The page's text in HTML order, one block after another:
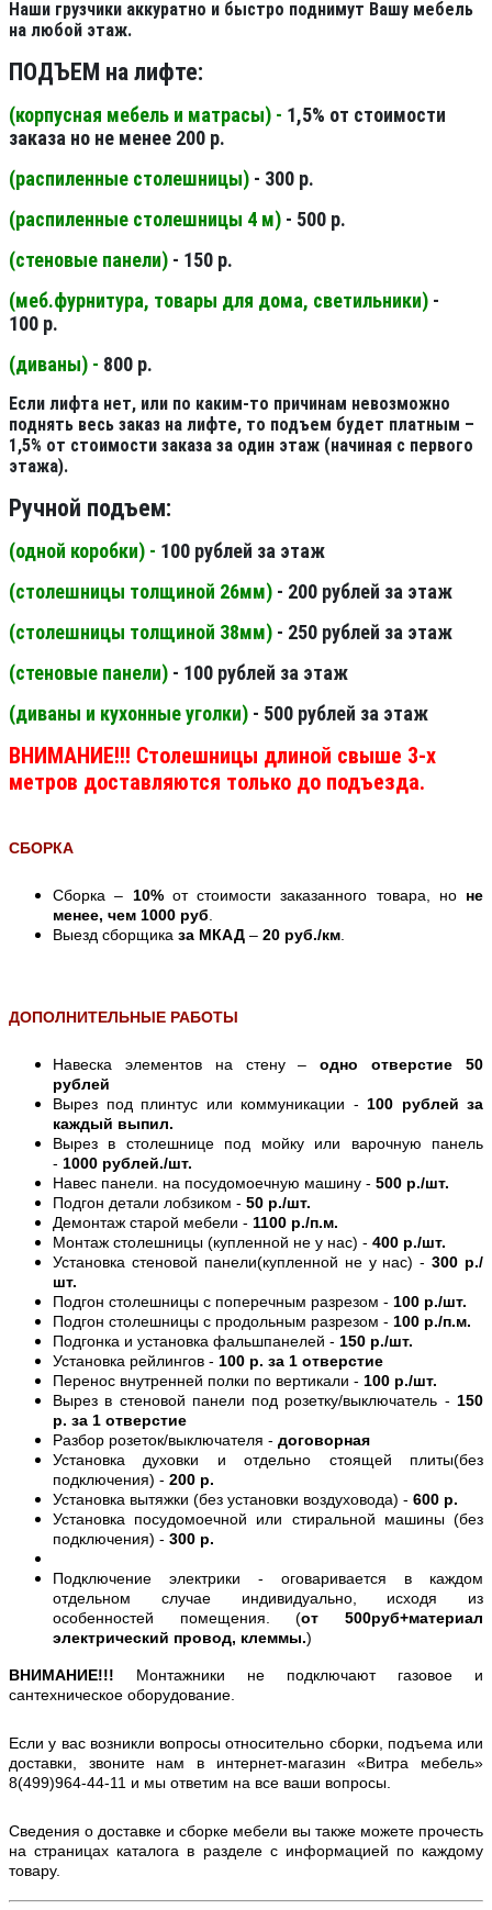
Наши грузчики аккуратно и быстро поднимут Вашу мебель
на любой этаж.
ПОДЪЕМ на лифте:
(корпусная мебель и матрасы) - 1,5% от стоимости
заказа но не менее 200 р.
(распиленные столешницы) - 300 р.
(распиленные столешницы 4 м) - 500 р.
(стеновые панели) - 150 р.
(меб.фурнитура, товары для дома, светильники) -
100 р.
(диваны) - 800 р.
Если лифта нет, или по каким-то причинам невозможно
поднять весь заказ на лифте, то подъем будет платным –
1,5% от стоимости заказа за один этаж (начиная с первого
этажа).
Ручной подъем:
(одной коробки) - 100 рублей за этаж
(столешницы толщиной 26мм) - 200 рублей за этаж
(столешницы толщиной 38мм) - 250 рублей за этаж
(стеновые панели) - 100 рублей за этаж
(диваны и кухонные уголки) - 500 рублей за этаж
ВНИМАНИЕ!!! Столешницы длиной свыше 3-х
метров доставляются только до подъезда.
СБОРКА
Сборка – 10%от стоимости заказанного товара, но не
менее, чем 1000 руб
Выезд сборщика за МКАД – 20 руб./км
ДОПОЛНИТЕЛЬНЫЕ РАБОТЫ
Навеска элементов на стену –одно отверстие 50
рублей
Вырез под плинтус или коммуникации - 100 рублей за
каждый выпил.
Вырез в столешнице под мойку или варочную панель
- 1000 рублей./шт.
Навес панели. на посудомоечную машину - 500 р./шт.
Подгон детали лобзиком - 50 р./шт.
Демонтаж старой мебели - 1100 р./п.м.
Монтаж столешницы (купленной не у нас) - 400 р./шт.
Установка стеновой панели(купленной не у нас) -300 р./
шт.
Подгон столешницы с поперечным разрезом - 100 р./шт.
Подгон столешницы с продольным разрезом - 100 р./п.м.
Подгонка и установка фальшпанелей - 150 р./шт.
Установка рейлингов - 100 р. за 1 отверстие
Перенос внутренней полки по вертикали - 100 р./шт.
Вырез в стеновой панели под розетку/выключатель - 150
р. за 1 отверстие
Разбор розеток/выключателя - договорная
Установка духовки и отдельно стоящей плиты(без
подключения) - 200 р.
Установка вытяжки (без установки воздуховода) - 600 р.
Установка посудомоечной или стиральной машины (без
подключения) - 300 р.
Подключение электрики - оговаривается в каждом
отдельном случае индивидуально, исходя из
особенностей помещения. (от 500руб+материал
электрический провод, клеммы.)
ВНИМАНИЕ!!! Монтажники не подключают газовое и
сантехническое оборудование.
Если у вас возникли вопросы относительно сборки, подъема или
доставки, звоните нам в интернет-магазин «Витра мебель»
8(499)964-44-11 и мы ответим на все ваши вопросы.
Сведения о доставке и сборке мебели вы также можете прочесть
на страницах каталога в разделе с информацией по каждому
товару.